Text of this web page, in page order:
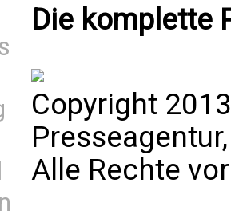
Die komplette
Copyright
Alle Rechte